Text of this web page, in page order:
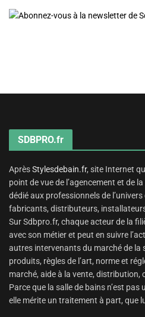
SDBPRO.fr
AprèsStylesdebain.fr, site Internet
point de vue de l’agencement et de
dédié aux professionnels de
fabricants, distributeurs,
Sur Sdbpro.fr, chaque acteur de la
avec son métier et peut en suivre
autres intervenants du marché de la
produits, règles de l’art, norme et
marché, aide à la vente, distribution,
Parce que la salle de bains n’est pas
elle mérite un traitement à part, que